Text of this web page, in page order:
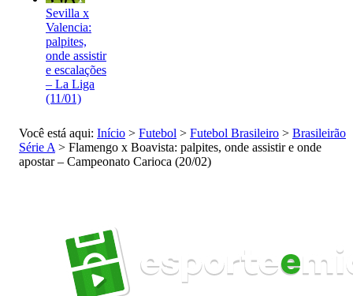
Sevilla x
Valencia:
palpites,
onde assistir
e escalações
– La Liga
(11/01)
Você está aqui: Início > Futebol > Futebol Brasileiro > Brasileirão
Série A > Flamengo x Boavista: palpites, onde assistir e onde
apostar – Campeonato Carioca (20/02)